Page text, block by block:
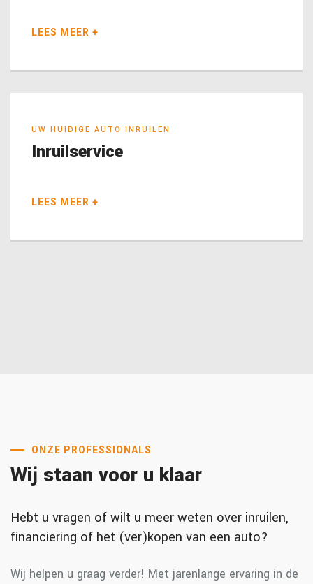
LEES MEER +
UW HUIDIGE AUTO INRUILEN
Inruilservice
LEES MEER +
ONZE PROFESSIONALS
Wij staan voor u klaar
Hebt u vragen of wilt u meer weten over inruilen,
financiering of het (ver)kopen van een auto?
Wij helpen u graag verder! Met jarenlange ervaring in de